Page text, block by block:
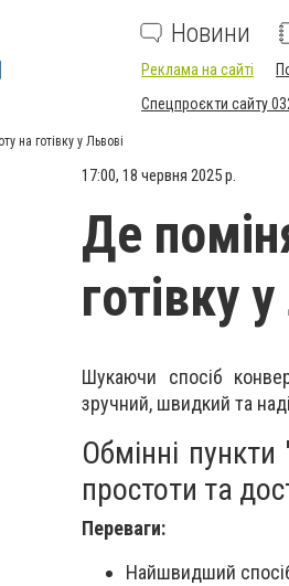
Новини
Реклама на сайті
Спецпроєкти сайту
на готівку у Львові
17:00, 18 червня 2025 р.
Де
готівку
Шукаючи спосіб
зручний, швидкий та
Обмінні
простоти та
Переваги:
Найшвидший